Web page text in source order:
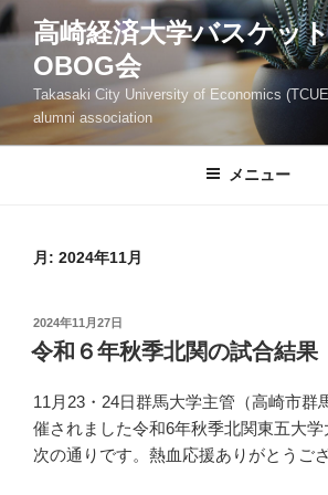
コ
ン
へ
高崎経済大学バスケッ
OBOG会
Takasaki City University of Economics
alumni association
メニュー
月: 2024年11月
投
稿
日:
2024年11月27日
令和６年秋季北関の試合結果
11月23・24日群馬大学主管（高崎市群
催されました令和6年秋季北関東五大
次の通りです。熱血応援ありがとうご